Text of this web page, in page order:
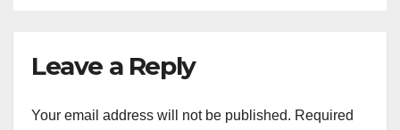
Leave a Reply
Your email address will not be published. Required